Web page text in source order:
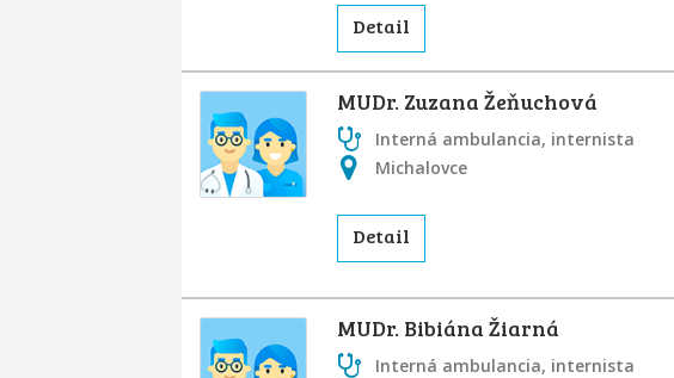
Detail
MUDr. Zuzana Žeňuchová
Interná ambulancia, internista
Michalovce
Detail
MUDr. Bibiána Žiarná
Interná ambulancia, internista